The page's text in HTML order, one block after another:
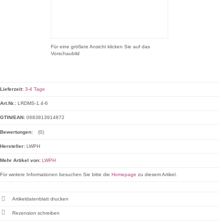
Für eine größere Ansicht klicken Sie auf das
Vorschaubild
Lieferzeit: 3-4 Tage
Art.Nr.: LRDMS-1.4-6
GTIN/EAN: 0683813914872
Bewertungen: (0)
Hersteller: LWPH
Mehr Artikel von: LWPH
Für weitere Informationen besuchen Sie bitte die Homepage zu diesem Artikel.
Artikeldatenblatt drucken
Rezension schreiben